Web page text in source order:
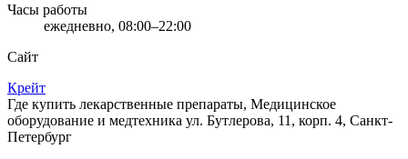
Часы работы
ежедневно, 08:00–22:00
Сайт
Крейт
Где купить лекарственные препараты, Медицинское
оборудование и медтехника ул. Бутлерова, 11, корп. 4, Санкт-
Петербург